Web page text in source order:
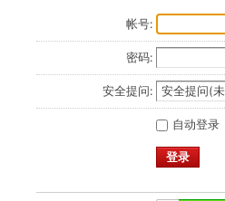
帐号:
密码:
安全提问:
自动登录
登录